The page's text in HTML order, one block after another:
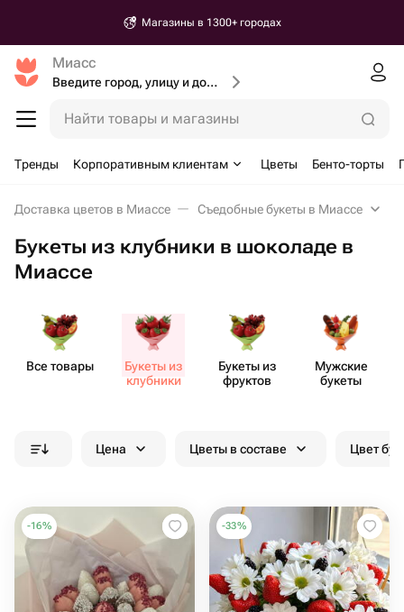
Магазины в 1300+ городах
Миасс
Введите город, улицу и дом доставки
Найти товары и магазины
Тренды Корпоративным клиентам Цветы Бенто-торты
Доставка цветов в Миассе Съедобные букеты в Миассе
Букеты из клубники в шоколаде в
Миассе
Все товары
Букеты из
клубники
Букеты из
фруктов
Мужские
букеты
Цена Цветы в составе Цвет
-16% -33%